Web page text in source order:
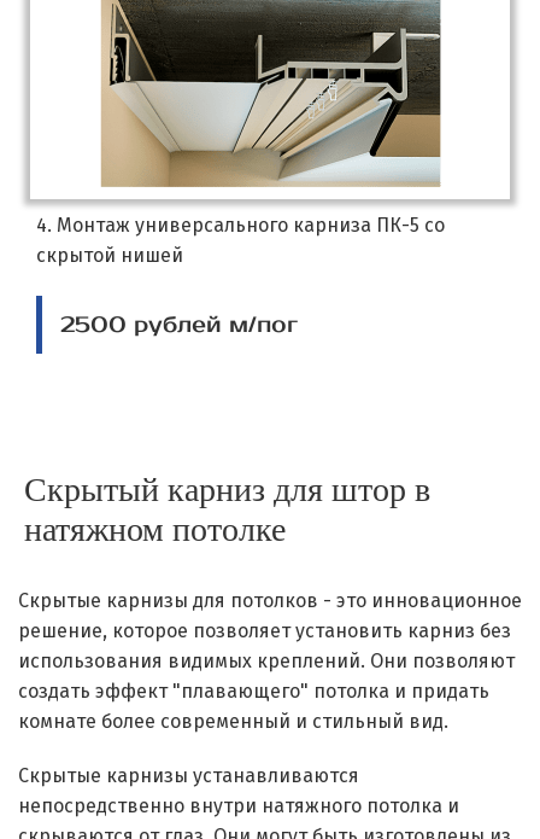
4. Монтаж универсального карниза ПК-5 со
скрытой нишей
2500 рублей м/пог
Скрытый карниз для штор в
натяжном потолке
Скрытые карнизы для потолков - это инновационное
решение, которое позволяет установить карниз без
использования видимых креплений. Они позволяют
создать эффект "плавающего" потолка и придать
комнате более современный и стильный вид.
Скрытые карнизы устанавливаются
непосредственно внутри натяжного потолка и